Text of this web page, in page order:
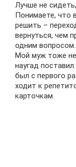
Лучше не
Понимаете, что
решить –
вернуться, чем
одним вопросом.
Мой муж тоже не
наугад
был с первого
ходит к
карточкам.